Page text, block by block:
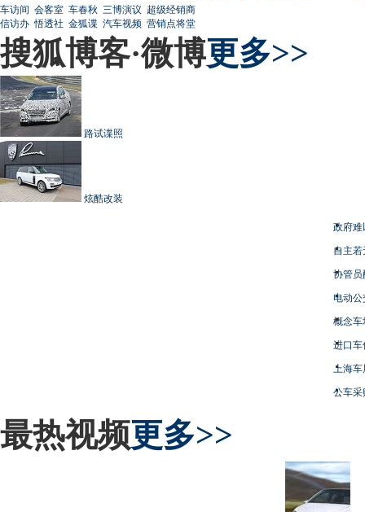
车访间 会客室 车春秋 三博演议 超级经销商
信访办 悟透社 金狐谍 汽车视频 营销点将堂
搜狐博客·微博更多>>
路试谍照
炫酷改装
政府难
自主
协管员
电动
概念车
进口车
上海
公车采
最热视频更多>>